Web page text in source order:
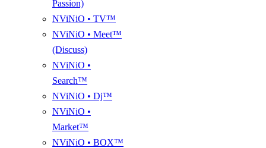
Passion)
NViNiO • TV™
NViNiO • Meet™
(Discuss)
NViNiO •
Search™
NViNiO • Dj™
NViNiO •
Market™
NViNiO • BOX™